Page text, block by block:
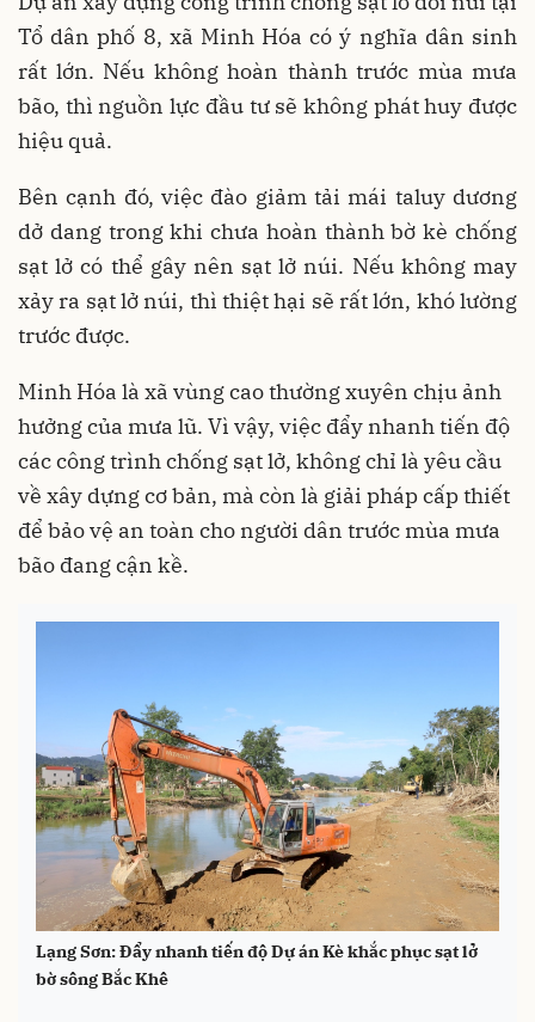
Tổ dân phố 8, xã Minh Hóa có ý nghĩa dân sinh
rất lớn. Nếu không hoàn thành trước mùa mưa
bão, thì nguồn lực đầu tư sẽ không phát huy được
hiệu quả.
Bên cạnh đó, việc đào giảm tải mái taluy dương
dở dang trong khi chưa hoàn thành bờ kè chống
sạt lở có thể gây nên sạt lở núi. Nếu không may
xảy ra sạt lở núi, thì thiệt hại sẽ rất lớn, khó lường
trước được.
Minh Hóa là xã vùng cao thường xuyên chịu ảnh
hưởng của mưa lũ. Vì vậy, việc đẩy nhanh tiến độ
các công trình chống sạt lở, không chỉ là yêu cầu
về xây dựng cơ bản, mà còn là giải pháp cấp thiết
để bảo vệ an toàn cho người dân trước mùa mưa
bão đang cận kề.
Lạng Sơn: Đẩy nhanh tiến độ Dự án Kè khắc phục sạt lở
bờ sông Bắc Khê